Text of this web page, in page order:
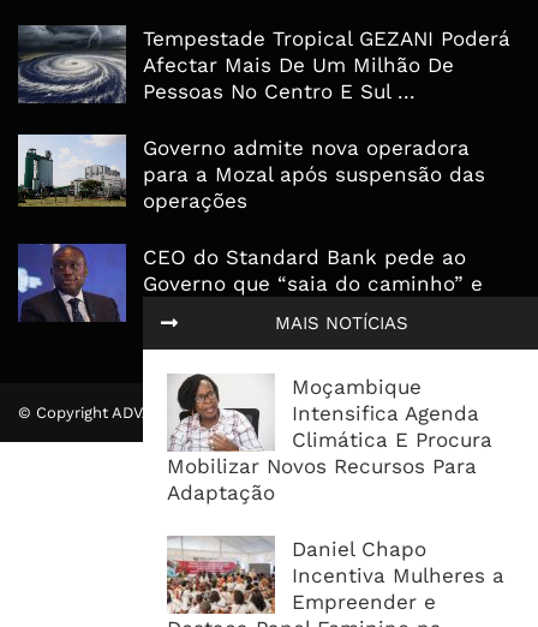
MAIS NOTÍCIAS
Moçambique
Intensifica Agenda
Climática E Procura
Mobilizar Novos Recursos Para
Adaptação
Daniel Chapo
Incentiva Mulheres a
Empreender e
Tempestade Tropical GEZANI Poderá
Afectar Mais De Um Milhão De
Pessoas No Centro E Sul ...
Governo admite nova operadora
para a Mozal após suspensão das
operações
CEO do Standard Bank pede ao
Governo que “saia do caminho” e
© Copyright ADVALUE. Todos Direitos Reservados.